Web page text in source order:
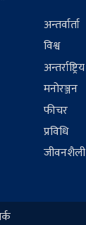
अन्तर्वार्ता
विश्व
अन्तर्राष्ट्रिय
मनोरञ्जन
फीचर
प्रविधि
जीवनशैली